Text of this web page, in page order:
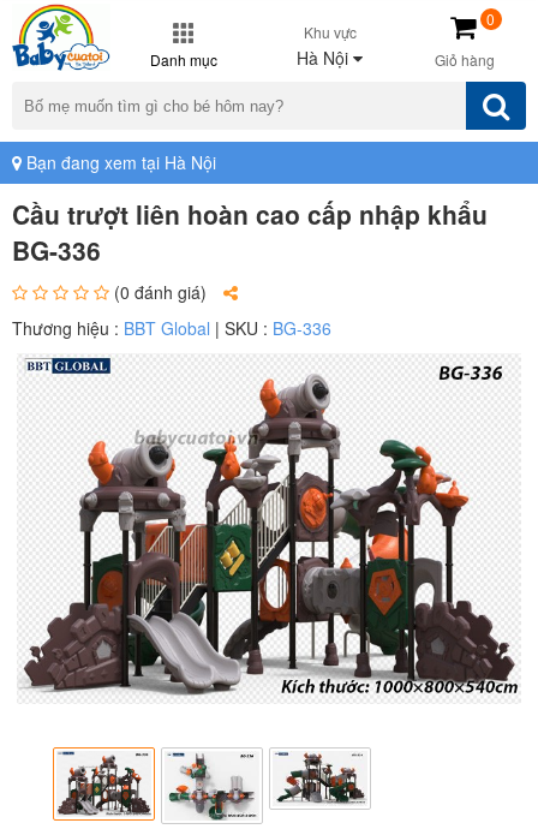
Danh mục
Khu vực
Hà Nội Giỏ hàng
0
Bạn đang xem tại Hà Nội
Cầu trượt liên hoàn cao cấp nhập khẩu
BG-336
(0 đánh giá)
Thương hiệu : BBT Global | SKU : BG-336